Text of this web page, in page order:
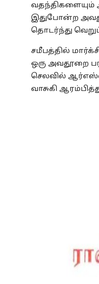
வதந்திகளையும்
இதுபோன்ற
தொடர்ந்து
சமீபத்தில்
ஒரு அவதூறை
செலவில்
வாசுகி